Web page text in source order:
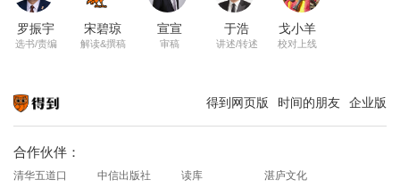
罗振宇
选书/责编
宋碧琼
解读&撰稿
宣宣
审稿
于浩
讲述/转述
戈小羊
校对上线
得到网页版 时间的朋友 企业版
合作伙伴：
清华五道口 中信出版社 读库
湛庐文化